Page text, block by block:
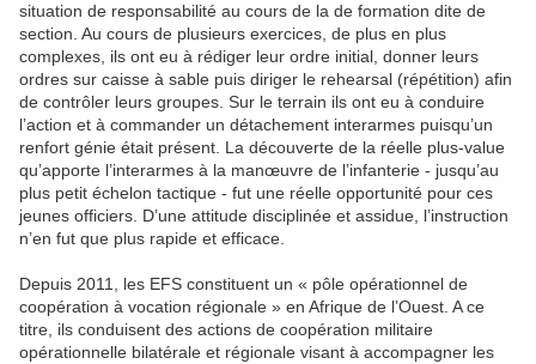
situation de responsabilité au cours de la de formation dite de
section. Au cours de plusieurs exercices, de plus en plus
complexes, ils ont eu à rédiger leur ordre initial, donner leurs
ordres sur caisse à sable puis diriger le rehearsal (répétition) afin
de contrôler leurs groupes. Sur le terrain ils ont eu à conduire
l’action et à commander un détachement interarmes puisqu’un
renfort génie était présent. La découverte de la réelle plus-value
qu’apporte l’interarmes à la manœuvre de l’infanterie - jusqu’au
plus petit échelon tactique - fut une réelle opportunité pour ces
jeunes officiers. D’une attitude disciplinée et assidue, l’instruction
n’en fut que plus rapide et efficace.
Depuis 2011, les EFS constituent un « pôle opérationnel de
coopération à vocation régionale » en Afrique de l’Ouest. A ce
titre, ils conduisent des actions de coopération militaire
opérationnelle bilatérale et régionale visant à accompagner les